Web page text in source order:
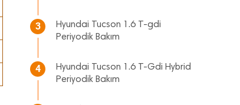
3
Hyundai Tucson 1.6 T-gdi
Periyodik Bakım
4
Hyundai Tucson 1.6 T-Gdi Hybrid
Periyodik Bakım